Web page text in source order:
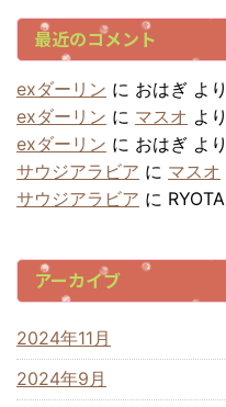
最近のコメント
exダーリン に おはぎ より
exダーリン に マスオ より
exダーリン に おはぎ より
サウジアラビア に マスオ
サウジアラビア に RYOTA
アーカイブ
2024年11月
2024年9月